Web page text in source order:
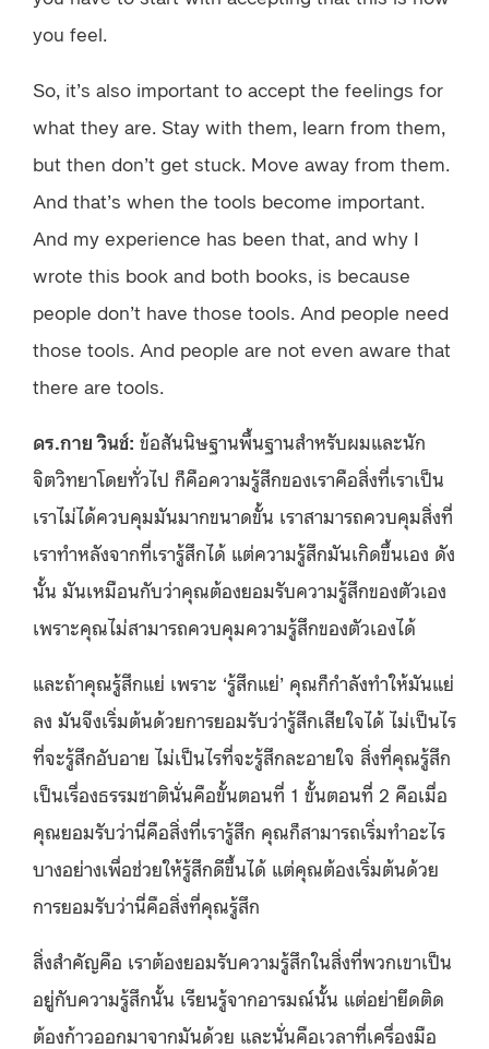
you feel.
So, it’s also important to accept the feelings for
what they are. Stay with them, learn from them,
but then don’t get stuck. Move away from them.
And that’s when the tools become important.
And my experience has been that, and why I
wrote this book and both books, is because
people don’t have those tools. And people need
those tools. And people are not even aware that
there are tools.
ดร.กาย วินช์: ข้อสันนิษฐานพื้นฐานสำหรับผมและนัก
จิตวิทยาโดยทั่วไป ก็คือความรู้สึกของเราคือสิ่งที่เราเป็น
เราไม่ได้ควบคุมมันมากขนาดขั้น เราสามารถควบคุมสิ่งที่
เราทำหลังจากที่เรารู้สึกได้ แต่ความรู้สึกมันเกิดขึ้นเอง ดัง
นั้น มันเหมือนกับว่าคุณต้องยอมรับความรู้สึกของตัวเอง
เพราะคุณไม่สามารถควบคุมความรู้สึกของตัวเองได้
และถ้าคุณรู้สึกแย่ เพราะ ‘รู้สึกแย่’ คุณก็กำลังทำให้มันแย่
ลง มันจึงเริ่มต้นด้วยการยอมรับว่ารู้สึกเสียใจได้ ไม่เป็นไร
ที่จะรู้สึกอับอาย ไม่เป็นไรที่จะรู้สึกละอายใจ สิ่งที่คุณรู้สึก
เป็นเรื่องธรรมชาตินั่นคือขั้นตอนที่ 1 ขั้นตอนที่ 2 คือเมื่อ
คุณยอมรับว่านี่คือสิ่งที่เรารู้สึก คุณก็สามารถเริ่มทำอะไร
บางอย่างเพื่อช่วยให้รู้สึกดีขึ้นได้ แต่คุณต้องเริ่มต้นด้วย
การยอมรับว่านี่คือสิ่งที่คุณรู้สึก
สิ่งสำคัญคือ เราต้องยอมรับความรู้สึกในสิ่งที่พวกเขาเป็น
อยู่กับความรู้สึกนั้น เรียนรู้จากอารมณ์นั้น แต่อย่ายึดติด
ต้องก้าวออกมาจากมันด้วย และนั่นคือเวลาที่เครื่องมือ